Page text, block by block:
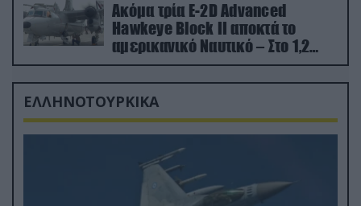
Ακόμα τρία E-2D Advanced
Hawkeye Block II αποκτά το
αμερικανικό Ναυτικό – Στο 1,2
δισ.δολάρια το κόστος
ΕΛΛΗΝΟΤΟΥΡΚΙΚΑ